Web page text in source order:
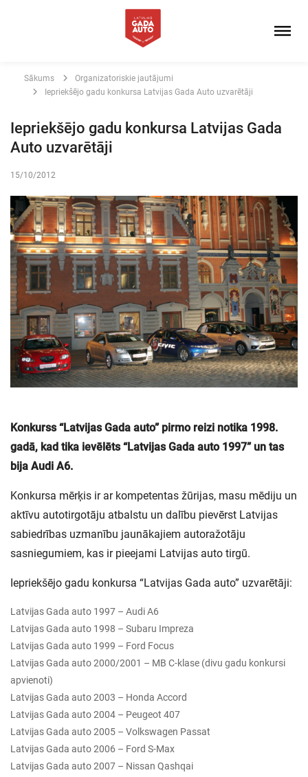
Sākums
Organizatoriskie jautājumi
Iepriekšējo gadu konkursa Latvijas Gada Auto uzvarētāji
Iepriekšējo gadu konkursa Latvijas Gada
Auto uzvarētāji
15/10/2012
Konkurss “Latvijas Gada auto” pirmo reizi notika 1998.
gadā, kad tika ievēlēts “Latvijas Gada auto 1997” un tas
bija Audi A6.
Konkursa mērķis ir ar kompetentas žūrijas, masu mēdiju un
aktīvu autotirgotāju atbalstu un dalību pievērst Latvijas
sabiedrības uzmanību jaunākajiem autoražotāju
sasniegumiem, kas ir pieejami Latvijas auto tirgū.
Iepriekšējo gadu konkursa “Latvijas Gada auto” uzvarētāji:
Latvijas Gada auto 1997 – Audi A6
Latvijas Gada auto 1998 – Subaru Impreza
Latvijas Gada auto 1999 – Ford Focus
Latvijas Gada auto 2000/2001 – MB C-klase (divu gadu konkursi
apvienoti)
Latvijas Gada auto 2003 – Honda Accord
Latvijas Gada auto 2004 – Peugeot 407
Latvijas Gada auto 2005 – Volkswagen Passat
Latvijas Gada auto 2006 – Ford S-Max
Latvijas Gada auto 2007 – Nissan Qashqai